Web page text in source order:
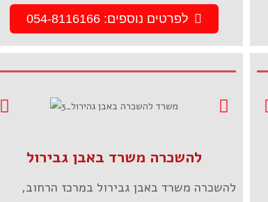
לפרטים נוספים: 054-8116166
להשכרה משרד באבן גבירול
להשכרה משרד באבן גבירול במרכז הרחוב,